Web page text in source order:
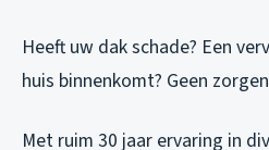
Heeft uw dak schade? Een
huis binnenkomt? Geen
Met ruim 30 jaar ervaring in